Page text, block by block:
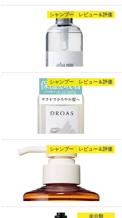
シャンプー レビュー＆評価
シャンプー レビュー＆評価
シャンプー レビュー＆評価
未分類